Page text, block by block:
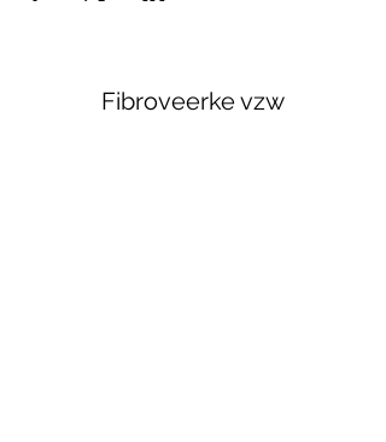
Fibroveerke vzw